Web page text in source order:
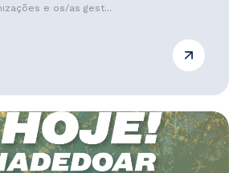
e os/as gest...